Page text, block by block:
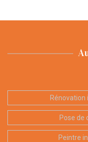
Rénovation
Pose de
Peintre